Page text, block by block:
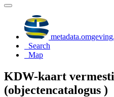
Search
Map
KDW-kaart
(objectencatalogus )